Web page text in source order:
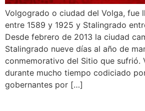
Volgogrado o ciudad del Volga, fue
entre 1589 y 1925 y Stalingrado
Desde febrero de 2013 la ciudad
Stalingrado nueve días al año de
conmemorativo del Sitio que sufrió.
durante mucho tiempo codiciado
gobernantes por […]